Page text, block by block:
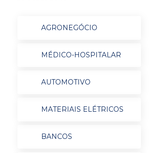
AGRONEGÓCIO
MÉDICO-HOSPITALAR
AUTOMOTIVO
MATERIAIS ELÉTRICOS
BANCOS